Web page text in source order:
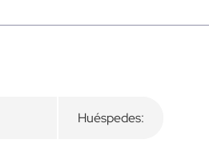
Huéspedes: